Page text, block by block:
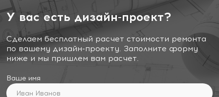
У вас есть дизайн-проект?
Сделаем бесплатный расчет стоимости ремонта
по вашему дизайн-проекту. Заполните форму
ниже и мы пришлем вам расчет.
Ваше имя